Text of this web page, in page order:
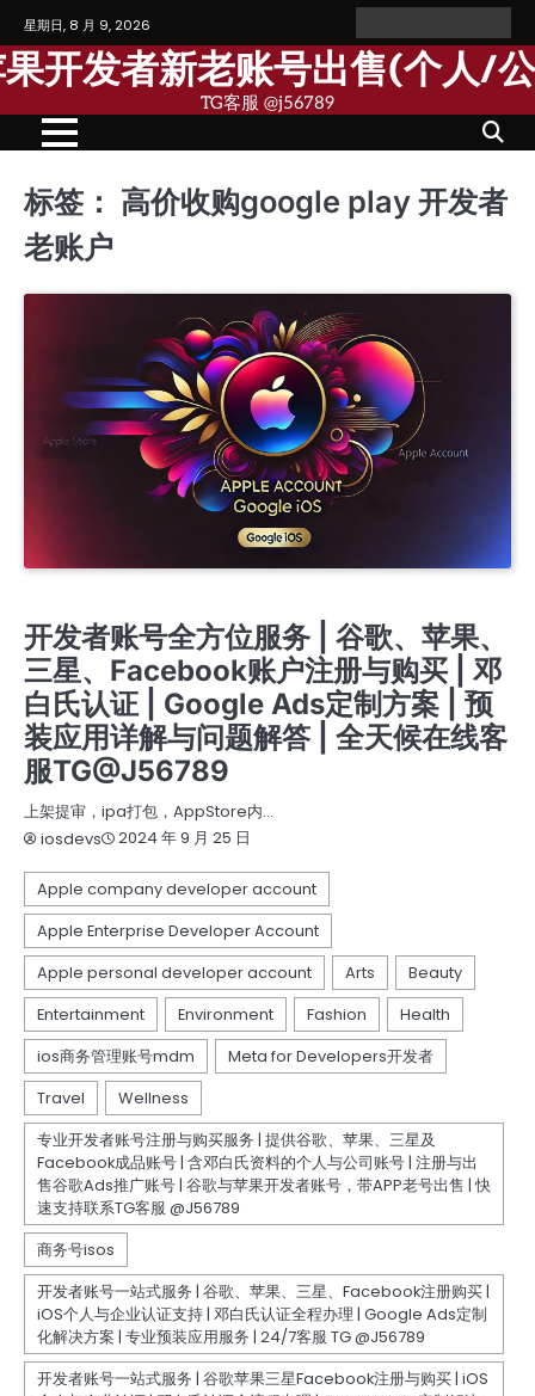
Skip
to
content
星期日, 8 月 9, 2026
AccountAccount
果
个
人
号
果
公
司
发
者
号
开发者新老账号出售(个人/
TG客服 @j56789
标签： 高价收购google play 开发者
老账户
开发者账号全方位服务 | 谷歌、苹果、
三星、Facebook账户注册与购买 | 邓
白氏认证 | Google Ads定制方案 | 预
装应用详解与问题解答 | 全天候在线客
服TG@J56789
上架提审，ipa打包，AppStore内…
iosdevs
2024 年 9 月 25 日